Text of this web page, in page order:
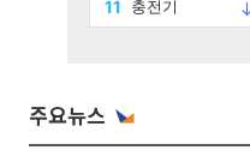
주요뉴스